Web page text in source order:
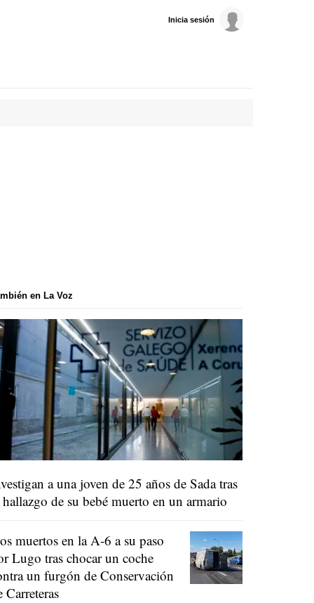
Inicia sesión
en La Voz
a una joven de 25 años de Sada tras
de su bebé muerto en un armario
muertos en la A-6 a su paso
Lugo tras chocar un coche
un furgón de Conservación
Carreteras